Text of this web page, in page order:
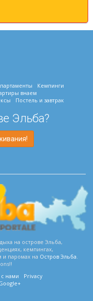
Кемпинги
внаем
Постель и завтрак
Эльба?
на острове Эльба,
кемпингах,
и паромах на Остров Эльба
нами
Privacy